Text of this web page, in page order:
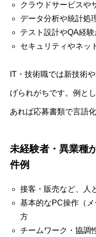
クラウドサービスや
データ分析や統計処
テスト設計やQA経
セキュリティやネッ
IT・技術職では新技術
げられがちです。例と
あれば応募書類で言語
未経験者・異業種
件例
接客・販売など、人
基本的なPC操作（
方
チームワーク・協調